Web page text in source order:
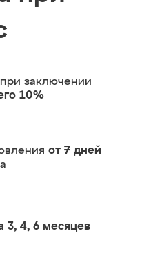
при заключении
10%
от 7 дней
3, 4, 6 месяцев